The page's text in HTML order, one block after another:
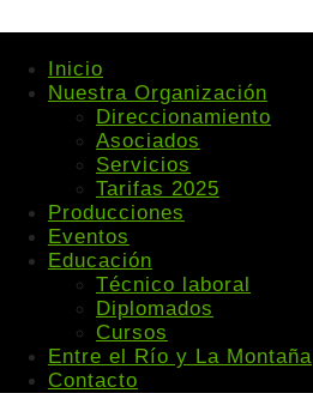
Inicio
Nuestra Organización
Direccionamiento
Asociados
Servicios
Tarifas 2025
Producciones
Eventos
Educación
Técnico laboral
Diplomados
Cursos
Entre el Río y La Montaña
Contacto